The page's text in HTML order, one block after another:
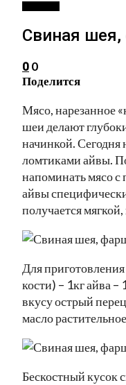
Свиная
0 0
Поделится
Мясо, нарезанное
шеи делают
начинкой.
ломтиками айвы.
напоминать мясо с
айвы
получается
Для
кости) – 1кг айва –
вкусу острый
масло
Бескостный кусок